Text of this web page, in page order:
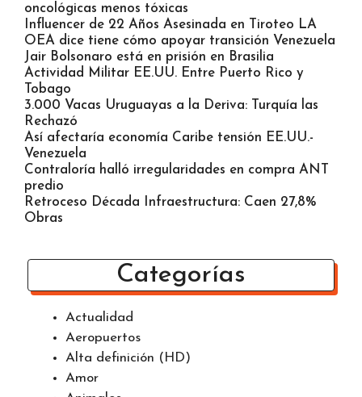
oncológicas menos tóxicas
Influencer de 22 Años Asesinada en Tiroteo LA
OEA dice tiene cómo apoyar transición Venezuela
Jair Bolsonaro está en prisión en Brasilia
Actividad Militar EE.UU. Entre Puerto Rico y
Tobago
3.000 Vacas Uruguayas a la Deriva: Turquía las
Rechazó
Así afectaría economía Caribe tensión EE.UU.-
Venezuela
Contraloría halló irregularidades en compra ANT
predio
Retroceso Década Infraestructura: Caen 27,8%
Obras
Categorías
Actualidad
Aeropuertos
Alta definición (HD)
Amor